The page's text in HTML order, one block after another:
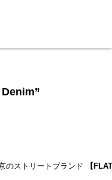
のストリートブランド 【